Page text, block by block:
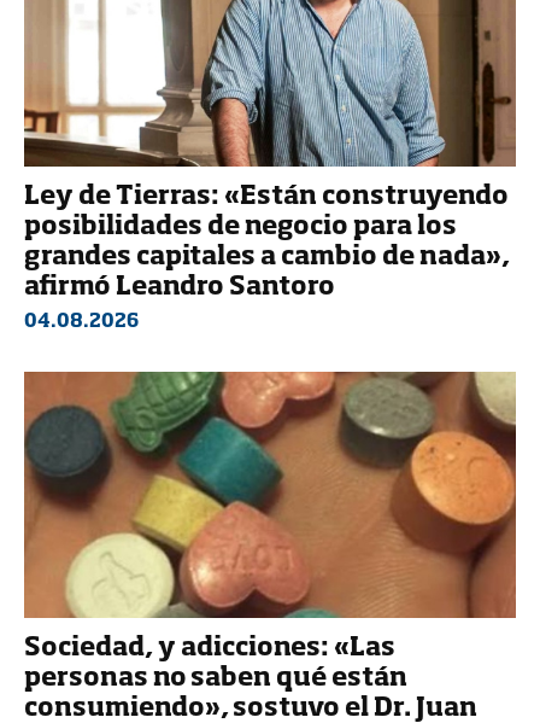
Ley de Tierras: «Están construyendo
posibilidades de negocio para los
grandes capitales a cambio de nada»,
afirmó Leandro Santoro
04.08.2026
Sociedad, y adicciones: «Las
personas no saben qué están
consumiendo», sostuvo el Dr. Juan